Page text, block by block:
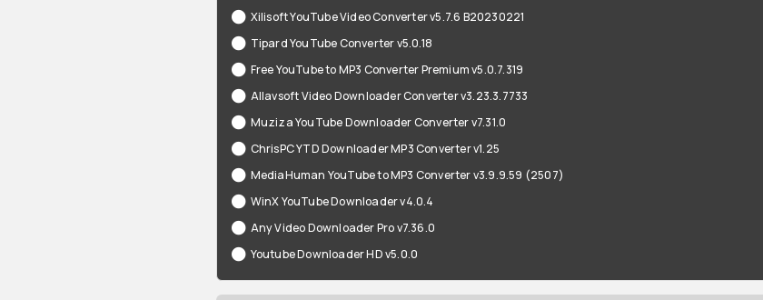
Xilisoft YouTube Video Converter v5.7.6 B20230221
Tipard YouTube Converter v5.0.18
Free YouTube to MP3 Converter Premium v5.0.7.319
Allavsoft Video Downloader Converter v3.23.3.7733
Muziza YouTube Downloader Converter v7.31.0
ChrisPC YTD Downloader MP3 Converter v1.25
MediaHuman YouTube to MP3 Converter v3.9.9.59 (2507)
WinX YouTube Downloader v4.0.4
Any Video Downloader Pro v7.36.0
Youtube Downloader HD v5.0.0